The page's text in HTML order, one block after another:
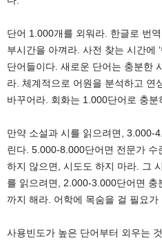
단어 1.000개를 외워라. 한글로 번
부시간을 아껴라. 사전 찾는 시간에
단어들이다. 새로운 단어는 충분한
라. 체계적으로 어원을 분석하고 연
바꾸어라. 회화는 1.000단어로 충분
만약 소설과 시를 읽으려면, 3.000-
린다. 5.000-8.000단어면 전문가 수
하지 않으면, 시도도 하지 마라. 그
를 읽으려면, 2.000-3.000단어면 충
까지 해라. 어학에 목숨을 걸 필요가
사용빈도가 높은 단어부터 외우는